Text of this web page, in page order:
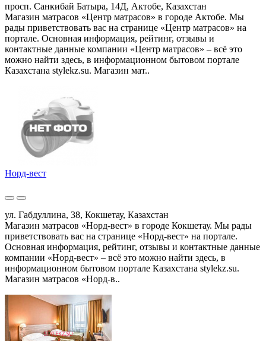
просп. Санкибай Батыра, 14Д, Актобе, Казахстан
Магазин матрасов «Центр матрасов» в городе Актобе. Мы
рады приветствовать вас на странице «Центр матрасов» на
портале. Основная информация, рейтинг, отзывы и
контактные данные компании «Центр матрасов» – всё это
можно найти здесь, в информационном бытовом портале
Казахстана stylekz.su. Магазин мат..
Норд-вест
ул. Габдуллина, 38, Кокшетау, Казахстан
Магазин матрасов «Норд-вест» в городе Кокшетау. Мы рады
приветствовать вас на странице «Норд-вест» на портале.
Основная информация, рейтинг, отзывы и контактные данные
компании «Норд-вест» – всё это можно найти здесь, в
информационном бытовом портале Казахстана stylekz.su.
Магазин матрасов «Норд-в..